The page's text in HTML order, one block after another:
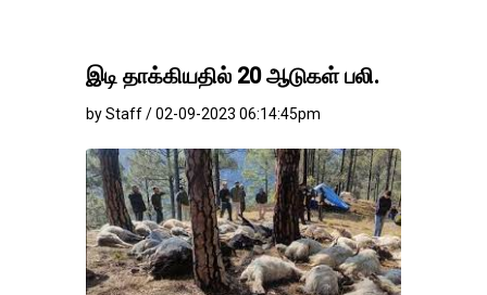
இடி தாக்கியதில் 20 ஆடுகள் பலி.
by Staff / 02-09-2023 06:14:45pm